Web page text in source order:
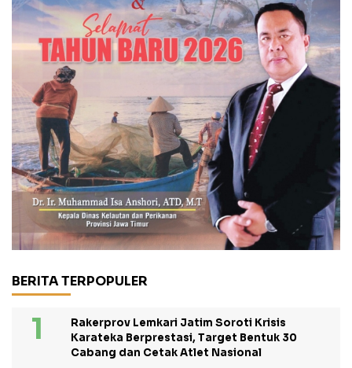
BERITA TERPOPULER
Rakerprov Lemkari Jatim Soroti Krisis
Karateka Berprestasi, Target Bentuk 30
Cabang dan Cetak Atlet Nasional